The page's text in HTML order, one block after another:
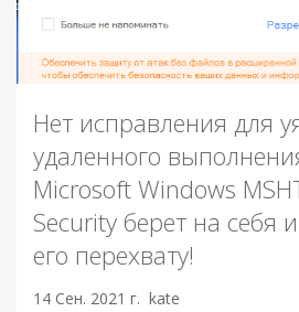
Нет исправления для
удаленного
Microsoft Windows
Security берет на себя
его перехвату!
14 Сен. 2021 г. kate